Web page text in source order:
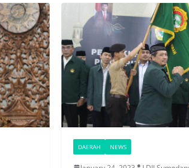
DAERAH NEWS